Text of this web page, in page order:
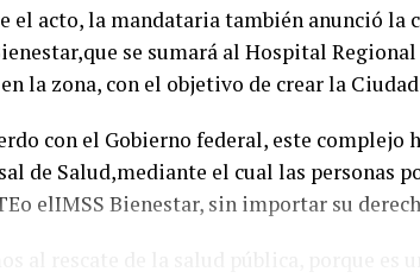
el acto, la mandataria también anunció la
se sumará al Hospital
la zona, con el objetivo de crear la
con el Gobierno federal, este
de Salud,mediante el cual las personas
elIMSS Bienestar, sin importar su